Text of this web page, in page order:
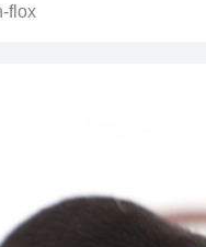
flox